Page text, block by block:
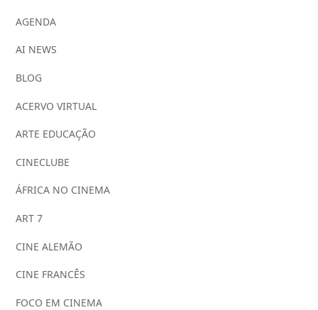
AGENDA
AI NEWS
BLOG
ACERVO VIRTUAL
ARTE EDUCAÇÃO
CINECLUBE
ÁFRICA NO CINEMA
ART 7
CINE ALEMÃO
CINE FRANCÊS
FOCO EM CINEMA